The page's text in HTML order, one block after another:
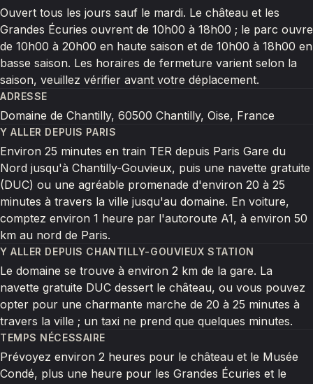
Ouvert tous les jours sauf le mardi. Le château et les
Grandes Écuries ouvrent de 10h00 à 18h00 ; le parc ouvre
de 10h00 à 20h00 en haute saison et de 10h00 à 18h00 en
basse saison. Les horaires de fermeture varient selon la
saison, veuillez vérifier avant votre déplacement.
ADRESSE
Domaine de Chantilly, 60500 Chantilly, Oise, France
Y ALLER DEPUIS PARIS
Environ 25 minutes en train TER depuis Paris Gare du
Nord jusqu'à Chantilly-Gouvieux, puis une navette gratuite
(DUC) ou une agréable promenade d'environ 20 à 25
minutes à travers la ville jusqu'au domaine. En voiture,
comptez environ 1 heure par l'autoroute A1, à environ 50
km au nord de Paris.
Y ALLER DEPUIS CHANTILLY-GOUVIEUX STATION
Le domaine se trouve à environ 2 km de la gare. La
navette gratuite DUC dessert le château, ou vous pouvez
opter pour une charmante marche de 20 à 25 minutes à
travers la ville ; un taxi ne prend que quelques minutes.
TEMPS NÉCESSAIRE
Prévoyez environ 2 heures pour le château et le Musée
Condé, plus une heure pour les Grandes Écuries et le